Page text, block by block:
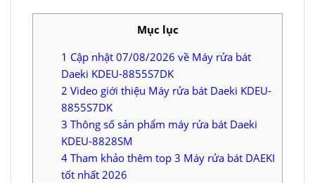
Mục lục
1 Cập nhật 07/08/2026 về Máy rửa bát
Daeki KDEU-8855S7DK
2 Video giới thiệu Máy rửa bát Daeki KDEU-
8855S7DK
3 Thông số sản phẩm máy rửa bát Daeki
KDEU-8828SM
4 Tham khảo thêm top 3 Máy rửa bát DAEKI
tốt nhất 2026